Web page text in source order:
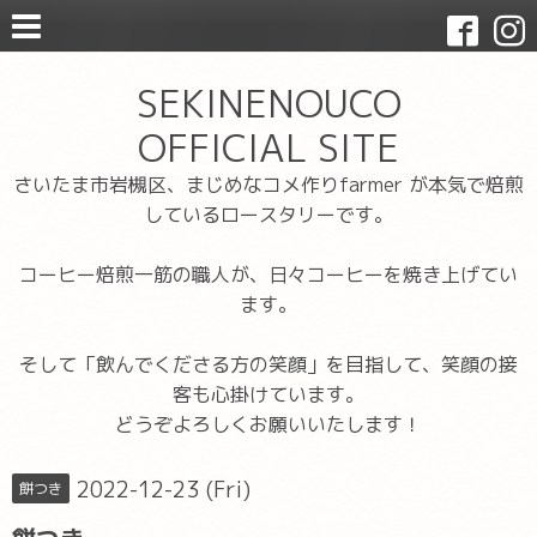
SEKINENOUCO
OFFICIAL SITE
さいたま市岩槻区、まじめなコメ作りfarmer が本気で焙煎
しているロースタリーです。
コーヒー焙煎一筋の職人が、日々コーヒーを焼き上げてい
ます。
そして「飲んでくださる方の笑顔」を目指して、笑顔の接
客も心掛けています。
どうぞよろしくお願いいたします！
餅つき 2022-12-23 (Fri)